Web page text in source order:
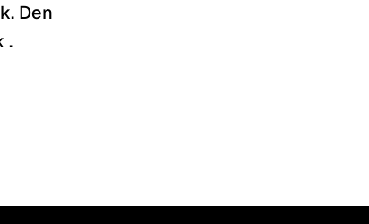
Den
.